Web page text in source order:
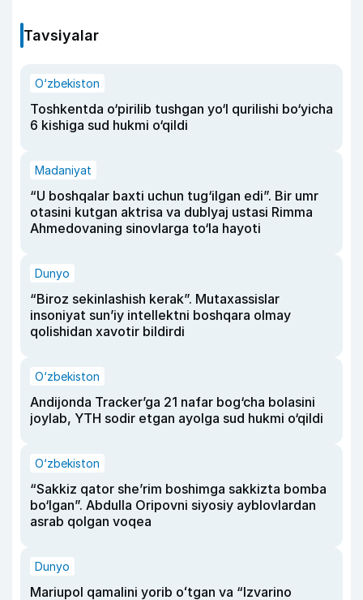
Tavsiyalar
O‘zbekiston
Toshkentda o‘pirilib tushgan yo‘l qurilishi bo‘yicha
6 kishiga sud hukmi o‘qildi
Madaniyat
“U boshqalar baxti uchun tug‘ilgan edi”. Bir umr
otasini kutgan aktrisa va dublyaj ustasi Rimma
Ahmedovaning sinovlarga to‘la hayoti
Dunyo
“Biroz sekinlashish kerak”. Mutaxassislar
insoniyat sun’iy intellektni boshqara olmay
qolishidan xavotir bildirdi
O‘zbekiston
Andijonda Tracker’ga 21 nafar bog‘cha bolasini
joylab, YTH sodir etgan ayolga sud hukmi o‘qildi
O‘zbekiston
“Sakkiz qator she’rim boshimga sakkizta bomba
bo‘lgan”. Abdulla Oripovni siyosiy ayblovlardan
asrab qolgan voqea
Dunyo
Mariupol qamalini yorib oʻtgan va “Izvarino